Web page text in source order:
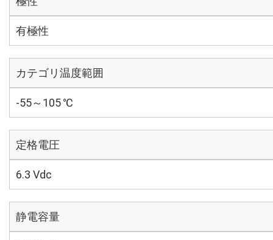
有極性
カテゴリ温度範囲
-55～105 ℃
定格電圧
6.3 Vdc
静電容量